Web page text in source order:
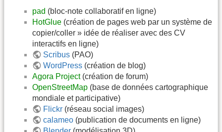
pad (bloc-note collaboratif en ligne)
HotGlue (création de pages web par un système de
copier/coller » idée de réaliser avec des CV
interactifs en ligne)
Scribus (PAO)
WordPress (création de blog)
Agora Project(création de forum)
OpenStreetMap (base de données cartographique
mondiale et participative)
Flickr (réseau social images)
calameo (publication de documents en ligne)